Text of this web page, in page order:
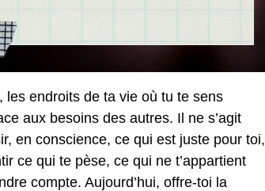
endroits de ta vie où tu te sens
aux besoins des autres. Il ne s’agit
en conscience, ce qui est juste pour toi,
ce qui te pèse, ce qui ne t’appartient
compte. Aujourd’hui, offre-toi la